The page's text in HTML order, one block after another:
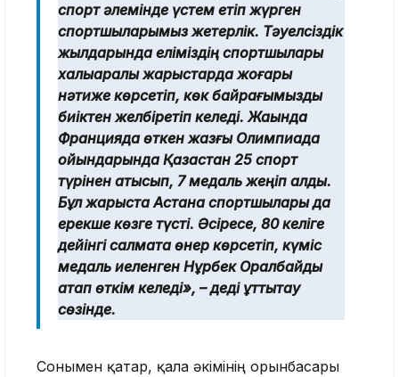
спорт әлемінде үстем етіп жүрген
спортшыларымыз жетерлік. Тәуелсіздік
жылдарында еліміздің спортшылары
халықаралық жарыстарда жоғары
нәтиже көрсетіп, көк байрағымызды
биіктен желбіретіп келеді. Жақында
Францияда өткен жазғы Олимпиада
ойындарында Қазақстан 25 спорт
түрінен қатысып, 7 медаль жеңіп алды.
Бұл жарыста Астана спортшылары да
ерекше көзге түсті. Әсіресе, 80 келіге
дейінгі салмақта өнер көрсетіп, күміс
медаль иеленген Нұрбек Оралбайды
атап өткім келеді», – деді құттықтау
сөзінде.
Сонымен қатар, қала әкімінің орынбасары